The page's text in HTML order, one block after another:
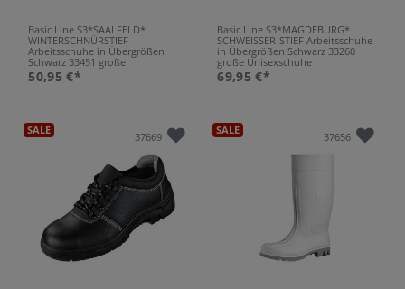
Basic Line S3*SAALFELD*
WINTERSCHNÜRSTIEF
Arbeitsschuhe in Übergrößen
Schwarz 33451 große
Unisexschuhe
50,95 €*
Basic Line S3*MAGDEBURG*
SCHWEISSER-STIEF Arbeitsschuhe
in Übergrößen Schwarz 33260
große Unisexschuhe
69,95 €*
SALE 37669 SALE 37656